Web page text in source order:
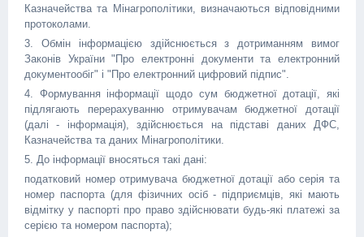
Казначейства та Мінагрополітики, визначаються відповідними
протоколами.
3. Обмін інформацією здійснюється з дотриманням вимог
Законів України "Про електронні документи та електронний
документообіг" і "Про електронний цифровий підпис".
4. Формування інформації щодо сум бюджетної дотації, які
підлягають перерахуванню отримувачам бюджетної дотації
(далі - інформація), здійснюється на підставі даних ДФС,
Казначейства та даних Мінагрополітики.
5. До інформації вносяться такі дані:
податковий номер отримувача бюджетної дотації або серія та
номер паспорта (для фізичних осіб - підприємців, які мають
відмітку у паспорті про право здійснювати будь-які платежі за
серією та номером паспорта);